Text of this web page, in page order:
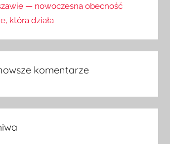
— nowoczesna obecność
która działa
komentarze